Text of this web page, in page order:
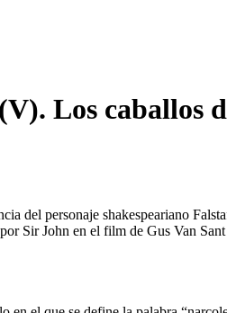
Los caballos
del personaje shakespeariano
Sir John en el film de Gus Van Sant